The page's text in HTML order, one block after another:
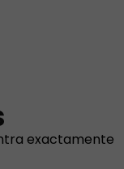
exactamente